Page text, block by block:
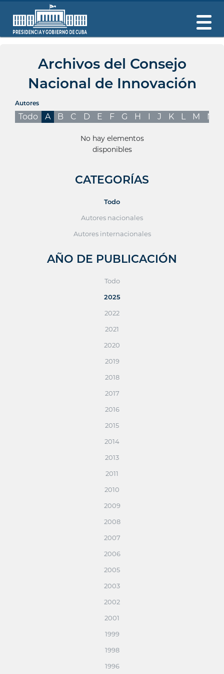
Archivos del Consejo
Nacional de Innovación
Autores
Todo A B C D E F G H I J K L M N
No hay elementos
disponibles
CATEGORÍAS
Todo
Autores nacionales
Autores internacionales
AÑO DE PUBLICACIÓN
Todo
2025
2022
2021
2020
2019
2018
2017
2016
2015
2014
2013
2011
2010
2009
2008
2007
2006
2005
2003
2002
2001
1999
1998
1996